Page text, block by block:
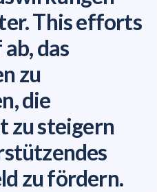
This efforts
das
zu
die
zu steigern
zu fördern.